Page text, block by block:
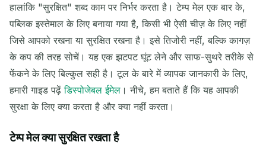
अगली ताज़ा में15 सेकंड
प्रेषक विषय क्रिया
हालांकि "सुरक्षित" शब्द काम पर निर्भर करता है। टेम्प मेल एक बार के,
पब्लिक इस्तेमाल के लिए बनाया गया है, किसी भी ऐसी चीज़ के लिए नहीं
जिसे आपको रखना या सुरक्षित रखना है। इसे तिजोरी नहीं, बल्कि कागज़
के कप की तरह सोचें। यह एक झटपट घूंट लेने और साफ-सुथरे तरीके से
फेंकने के लिए बिल्कुल सही है। टूल के बारे में व्यापक जानकारी के लिए,
हमारी गाइड पढ़ेंडिस्पोजेबल ईमेल । नीचे, हम बताते हैं कि यह आपकी
सुरक्षा के लिए क्या करता है और क्या नहीं करता।
टेम्प मेल क्या सुरक्षित रखता है